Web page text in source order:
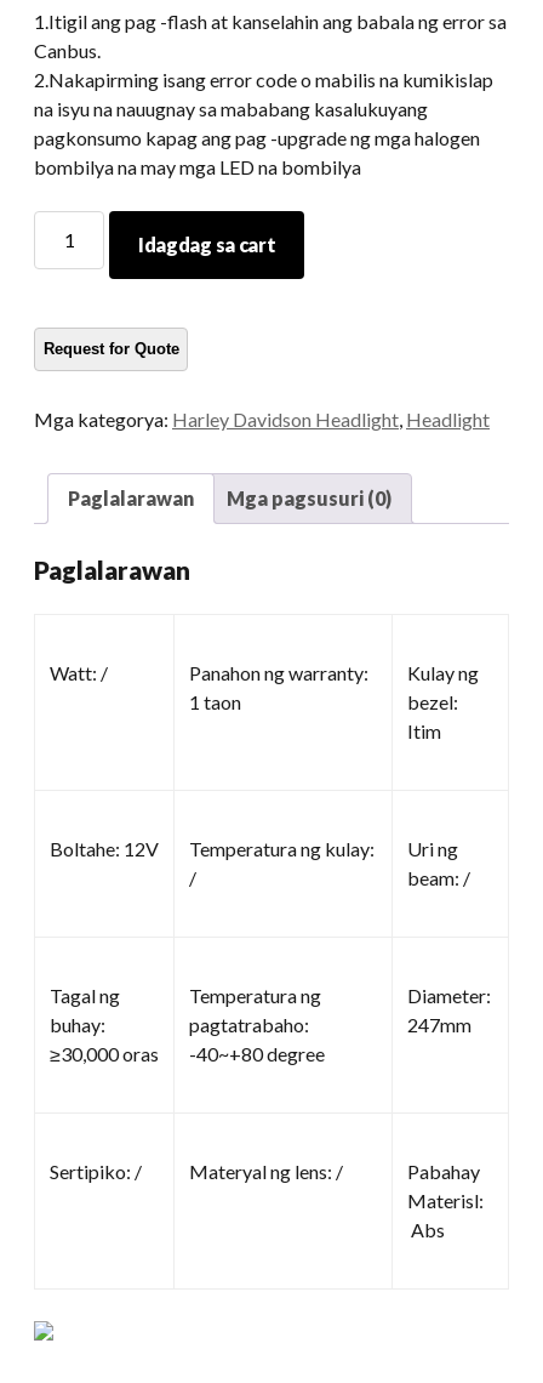
1.Itigil ang pag -flash at kanselahin ang babala ng error sa
Canbus.
2.Nakapirming isang error code o mabilis na kumikislap
na isyu na nauugnay sa mababang kasalukuyang
pagkonsumo kapag ang pag -upgrade ng mga halogen
bombilya na may mga LED na bombilya
headlight
dami
Idagdag sa cart
Mga kategorya: Harley Davidson Headlight Headlight
Paglalarawan Mga pagsusuri (0)
Paglalarawan
Watt: /
Panahon ng warranty:
1 taon
Kulay ng
bezel:
Itim
Boltahe: 12V
Temperatura ng kulay:
/
Uri ng
beam: /
Tagal ng
buhay:
≥30,000 oras
Temperatura ng
pagtatrabaho:
-40~+80 degree
Diameter:
247mm
Sertipiko: / Materyal ng lens: /
Pabahay
Materisl:
Abs